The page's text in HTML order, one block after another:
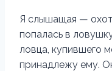
Я слышащая —
попалась в
ловца, купившего
принадлежу ему.